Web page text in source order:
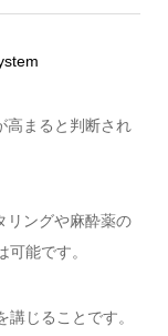
高まると判断され
リングや麻酔薬の
能です。
じることです。